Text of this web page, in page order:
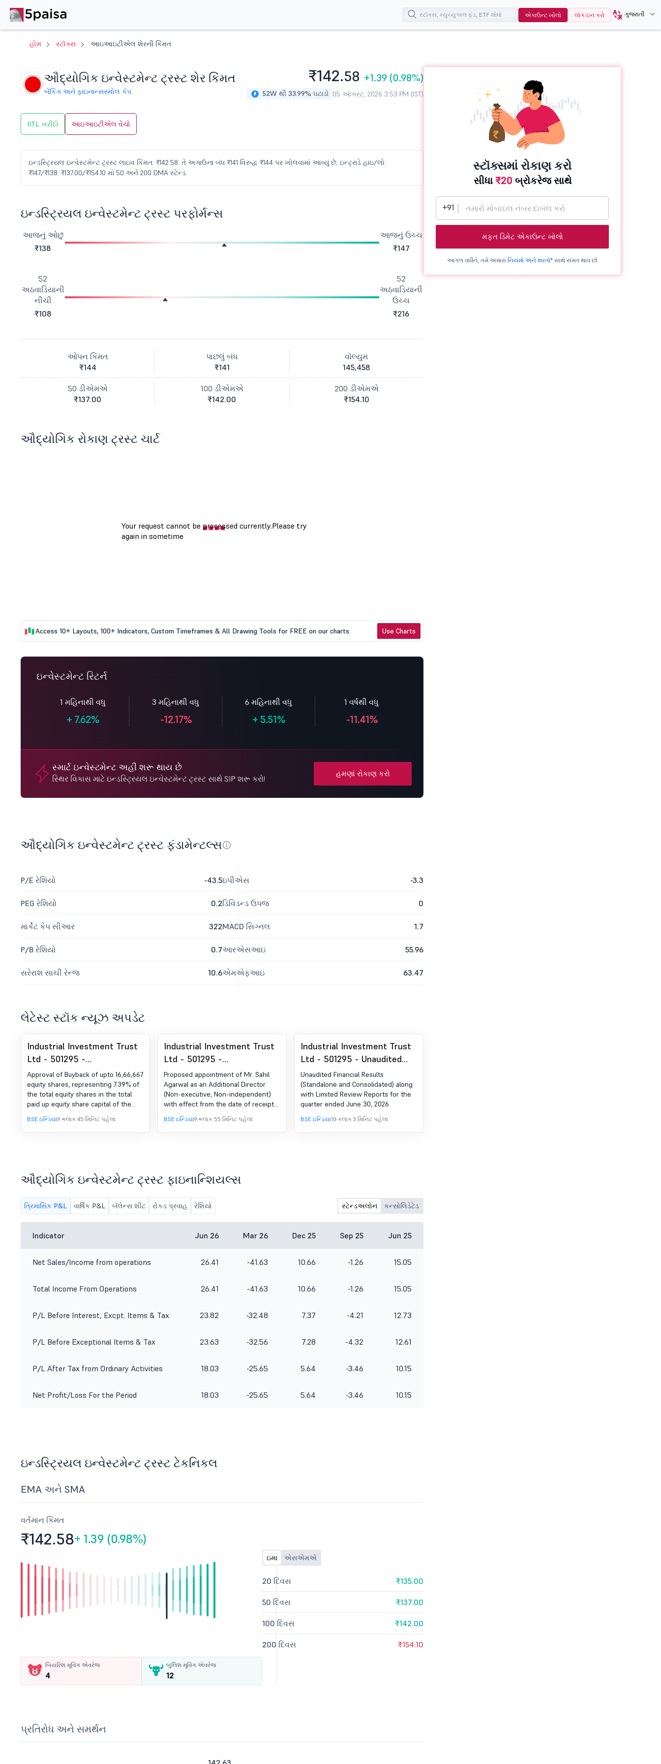
એકાઉન્ટ ખોલો લૉગ ઇન કરો ગુજરાતી
હોમ સ્ટૉક્સ આઇઆઇટીએલ શેરની કિંમત
ઔદ્યોગિક ઇન્વેસ્ટમેન્ટ ટ્રસ્ટ શેર કિંમત
બેંકિંગ અને ફાઇનાન્સસ્મોલ કેપ
₹142.58 +1.39 (0.98%)
52W થી 33.99% ઘટાડો 05 ઑગસ્ટ, 2026 3:53 PM (IST)
IITL ખરીદો આઇઆઇટીએલ વેચો
ઇન્ડસ્ટ્રિયલ ઇન્વેસ્ટમેન્ટ ટ્રસ્ટ લાઇવ કિંમત: ₹142.58. તે અગાઉના બંધ ₹141 વિરુદ્ધ ₹144 પર ખોલવામાં આવ્યું છે; ઇન્ટ્રાડે હાઇ/લો:
₹147/₹138. ₹137.00/₹154.10 માં 50 અને 200 DMA સ્ટેન્ડ.
ઇન્ડસ્ટ્રિયલ ઇન્વેસ્ટમેન્ટ ટ્રસ્ટ પરફોર્મન્સ
આજનું ઓછું
₹138
આજનું ઉચ્ચ
₹147
52
અઠવાડિયાની
નીચી
₹108
52
અઠવાડિયાની
ઉચ્ચ
₹216
ઓપન કિંમત
₹144
પાછલું બંધ
₹141
વૉલ્યુમ
145,458
50 ડીએમએ
₹137.00
100 ડીએમએ
₹142.00
200 ડીએમએ
₹154.10
ઔદ્યોગિક રોકાણ ટ્રસ્ટ ચાર્ટ
Access 10+ Layouts, 100+ Indicators, Custom Timeframes & All Drawing Tools for FREE on our charts. Use Charts
ઇન્વેસ્ટમેન્ટ રિટર્ન
1 મહિનાથી વધુ
+7.62%
3 મહિનાથી વધુ
-12.17%
6 મહિનાથી વધુ
+5.51%
1 વર્ષથી વધુ
-11.41%
સ્માર્ટ ઇન્વેસ્ટમેન્ટ અહીં શરૂ થાય છે
સ્થિર વિકાસ માટે ઇન્ડસ્ટ્રિયલ ઇન્વેસ્ટમેન્ટ ટ્રસ્ટ સાથે SIP શરૂ કરો!
હમણાં રોકાણ કરો
ઔદ્યોગિક ઇન્વેસ્ટમેન્ટ ટ્રસ્ટ ફંડામેન્ટલ્સ
P/E રેશિયો -43.5
PEG રેશિયો 0.2
માર્કેટ કેપ સીઆર 322
P/B રેશિયો 0.7
સરેરાશ સાચી રેન્જ 10.6
ઇપીએસ -3.3
ડિવિડન્ડ ઉપજ 0
MACD સિગ્નલ 1.7
આરએસઆઇ 55.96
એમએફઆઇ 63.47
લેટેસ્ટ સ્ટૉક ન્યૂઝ અપડેટ
Industrial Investment Trust
Ltd - 501295 -
Announcement under
Regulation 30 (LODR)-
Meeting Updates
Approval of Buyback of upto 16,66,667
equity shares, representing 7.39% of
the total equity shares in the total
paid up equity share capital of the
company.
BSE ઇન્ડિયા9 કલાક 45 મિનિટ પહેલાં
Industrial Investment Trust
Ltd - 501295 -
Announcement under
Regulation 30 (LODR)-
Change in Management
Proposed appointment of Mr. Sahil
Agarwal as an Additional Director
(Non-executive, Non-independent)
with effect from the date of receipt
of approval from RBI.
BSE ઇન્ડિયા9 કલાક 55 મિનિટ પહેલાં
Industrial Investment Trust
Ltd - 501295 - Unaudited
Financial Results
(Standalone & Consolidated)
Of The Company For The
Quarter Ended June 30,
2026. And Limited Review
Report On The Unaudited
Suresh And Co LLP,
Chartered Accountants.
Unaudited Financial Results
(Standalone and Consolidated) along
with Limited Review Reports for the
quarter ended June 30, 2026
BSE ઇન્ડિયા10 કલાક 3 મિનિટ પહેલાં
ઔદ્યોગિક ઇન્વેસ્ટમેન્ટ ટ્રસ્ટ ફાઇનાન્શિયલ્સ
ત્રિમાસિક P&L વાર્ષિક P&L બૅલેન્સ શીટ રોકડ પ્રવાહ રેશિયો સ્ટેન્ડઅલોન કન્સોલિડેટેડ
Indicator Jun 26 Mar 26 Dec 25 Sep 25 Jun 25
Net Sales/Income from operations 26.41 -41.63 10.66 -1.26 15.05
Total Income From Operations 26.41 -41.63 10.66 -1.26 15.05
P/L Before Interest, Excpt. Items & Tax 23.82 -32.48 7.37 -4.21 12.73
P/L Before Exceptional Items & Tax 23.63 -32.56 7.28 -4.32 12.61
P/L After Tax from Ordinary Activities 18.03 -25.65 5.64 -3.46 10.15
Net Profit/Loss For the Period 18.03 -25.65 5.64 -3.46 10.15
ઇન્ડસ્ટ્રિયલ ઇન્વેસ્ટમેન્ટ ટ્રસ્ટ ટેકનિકલ
EMA અને SMA
વર્તમાન કિંમત
₹142.58+ 1.39 (0.98%)
બિયરિશ મૂવિંગ એવરેજ
4
બુલિશ મૂવિંગ એવરેજ
12
ઇમા એસએમએ
20 દિવસ ₹135.00
50 દિવસ ₹137.00
100 દિવસ ₹142.00
200 દિવસ ₹154.10
પ્રતિરોધ અને સમર્થન
સ્ટૉક્સમાં રોકાણ કરો
સીધા ₹20 બ્રોકરેજ સાથે
+91
મફત ડિમેટ એકાઉન્ટ ખોલો
આગળ વધીને, તમે અમારા નિયમો અને શરતો* સાથે સંમત થાવ છો